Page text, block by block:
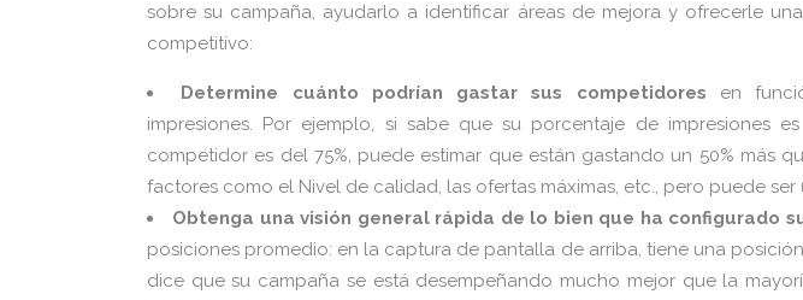
sobre su campaña, ayudarlo a identificar áreas de mejora y ofrecerle
competitivo:
Determine cuánto podrían gastar sus competidores en
impresiones. Por ejemplo, si sabe que su porcentaje de impresiones
competidor es del 75%, puede estimar que están gastando un 50% más
factores como el Nivel de calidad, las ofertas máximas, etc., pero puede ser
Obtenga una visión general rápida de lo bien que ha configurado
posiciones promedio: en la captura de pantalla de arriba, tiene una
dice que su campaña se está desempeñando mucho mejor que la